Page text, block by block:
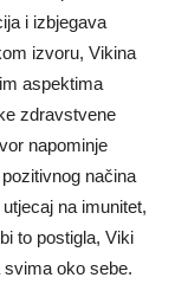
i izbjegava
izvoru, Vikina
aspektima
zdravstvene
napominje
načina
na imunitet,
to postigla, Viki
oko sebe.